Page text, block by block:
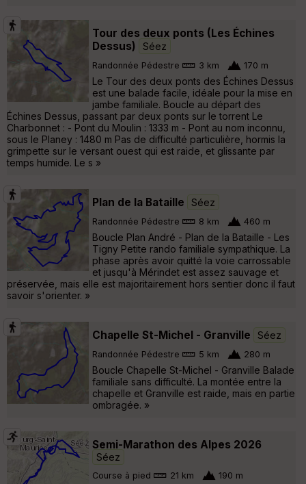
Tour des deux ponts (Les Échines
Dessus)
Séez
Randonnée Pédestre 3 km 170 m
Le Tour des deux ponts des Échines Dessus
est une balade facile, idéale pour la mise en
jambe familiale. Boucle au départ des
Échines Dessus, passant par deux ponts sur le torrent Le
Charbonnet : - Pont du Moulin : 1333 m - Pont au nom inconnu,
sous le Planey : 1480 m Pas de difficulté particulière, hormis la
grimpette sur le versant ouest qui est raide, et glissante par
temps humide. Le s »
Plan de la Bataille Séez
Randonnée Pédestre 8 km 460 m
Boucle Plan André - Plan de la Bataille - Les
Tigny Petite rando familiale sympathique. La
phase après avoir quitté la voie carrossable
et jusqu'à Mérindet est assez sauvage et
préservée, mais elle est majoritairement hors sentier donc il faut
savoir s'orienter. »
Chapelle St-Michel - Granville Séez
Randonnée Pédestre 5 km 280 m
Boucle Chapelle St-Michel - Granville Balade
familiale sans difficulté. La montée entre la
chapelle et Granville est raide, mais en partie
ombragée. »
Semi-Marathon des Alpes 2026
Séez
Course à pied 21 km 190 m